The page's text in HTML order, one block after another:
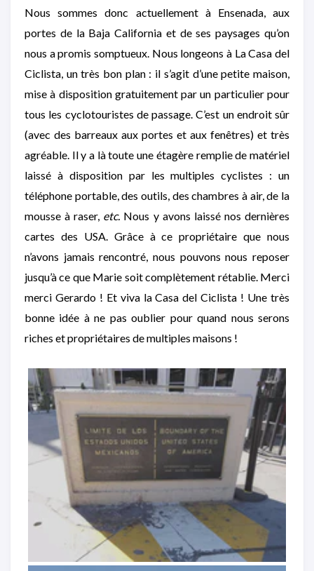
Nous sommes donc actuellement à Ensenada, aux
portes de la Baja California et de ses paysages qu’on
nous a promis somptueux. Nous longeons à La Casa del
Ciclista, un très bon plan : il s’agit d’une petite maison,
mise à disposition gratuitement par un particulier pour
tous les cyclotouristes de passage. C’est un endroit sûr
(avec des barreaux aux portes et aux fenêtres) et très
agréable. Il y a là toute une étagère remplie de matériel
laissé à disposition par les multiples cyclistes : un
téléphone portable, des outils, des chambres à air, de la
mousse à raser, etc. Nous y avons laissé nos dernières
cartes des USA. Grâce à ce propriétaire que nous
n’avons jamais rencontré, nous pouvons nous reposer
jusqu’à ce que Marie soit complètement rétablie. Merci
merci Gerardo ! Et viva la Casa del Ciclista ! Une très
bonne idée à ne pas oublier pour quand nous serons
riches et propriétaires de multiples maisons !